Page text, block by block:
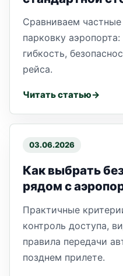
Сравниваем
парковку
гибкость,
рейса.
Читать статью
03.06.2026
Как выбрать
рядом с
Практичные
контроль доступа,
правила передачи
позднем прилете.